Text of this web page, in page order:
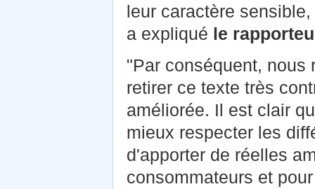
leur caractère
a expliqué le
"Par conséquent, nous
retirer ce texte très
améliorée. Il est clair
mieux respecter les
d'apporter de réelles
consommateurs et